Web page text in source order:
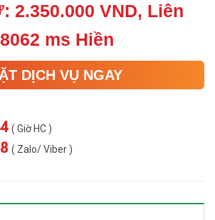
2.350.000 VND, Liên
ms Hiền
DỊCH VỤ NGAY
( Giờ HC )
( Zalo/ Viber )